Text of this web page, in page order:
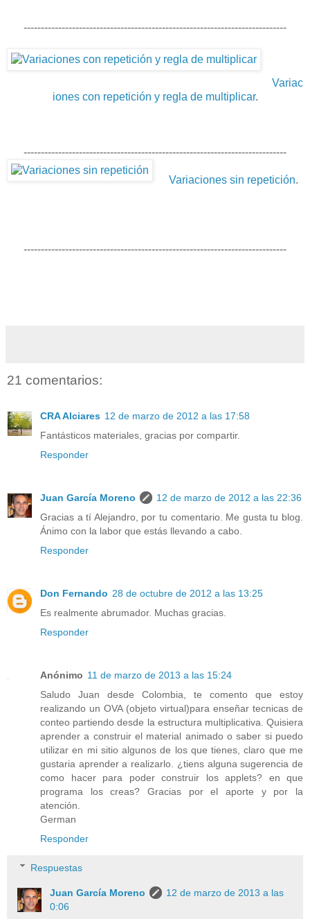
----------------------------------------------------------------------------
Variac
iones con repetición y regla de multiplicar.
----------------------------------------------------------------------------
Variaciones sin repetición.
----------------------------------------------------------------------------
21 comentarios:
CRA Alciares 12 de marzo de 2012 a las 17:58
Fantásticos materiales, gracias por compartir.
Responder
Juan García Moreno
12 de marzo de 2012 a las 22:36
Gracias a tí Alejandro, por tu comentario. Me gusta tu blog.
Ánimo con la labor que estás llevando a cabo.
Responder
Don Fernando 28 de octubre de 2012 a las 13:25
Es realmente abrumador. Muchas gracias.
Responder
Anónimo 11 de marzo de 2013 a las 15:24
Saludo Juan desde Colombia, te comento que estoy
realizando un OVA (objeto virtual)para enseñar tecnicas de
conteo partiendo desde la estructura multiplicativa. Quisiera
aprender a construir el material animado o saber si puedo
utilizar en mi sitio algunos de los que tienes, claro que me
gustaria aprender a realizarlo. ¿tiens alguna sugerencia de
como hacer para poder construir los applets? en que
programa los creas? Gracias por el aporte y por la
atención.
German
Responder
Respuestas
Juan García Moreno
12 de marzo de 2013 a las
0:06